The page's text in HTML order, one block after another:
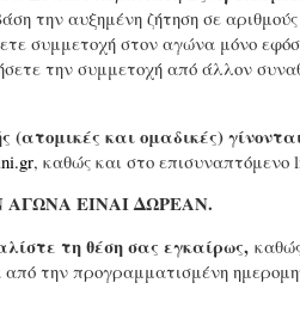
την αυξημένη ζήτηση σε
συμμετοχή στον αγώνα μόνο
την συμμετοχή από άλλον
(ατομικές και ομαδικές)
.gr, καθώς και στο επισυναπτόμενο
ΕΙΝΑΙ ΔΩΡΕΑΝ.
τη θέση σας εγκαίρως,
την προγραμματισμένη